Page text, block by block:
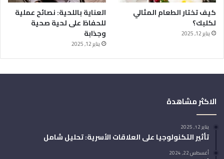
كيف تختار الطعام المثالي
لكلبك؟
يناير 12, 2025
العناية باللحية: نصائح عملية
للحفاظ على لحية صحية
وجذابة
يناير 12, 2025
الاكثر مشاهدة
يناير 12, 2025
تأثير التكنولوجيا على العلاقات الأسرية: تحليل شامل
أغسطس 22, 2024